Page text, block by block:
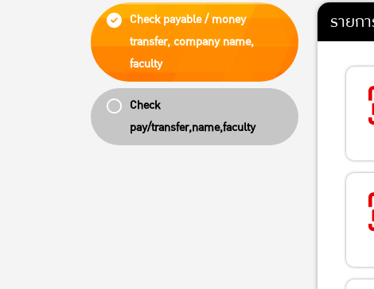
Check payable / money
transfer, company name,
faculty
Check
pay/transfer,name,faculty
รายก